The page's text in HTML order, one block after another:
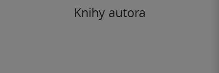
Knihy autora